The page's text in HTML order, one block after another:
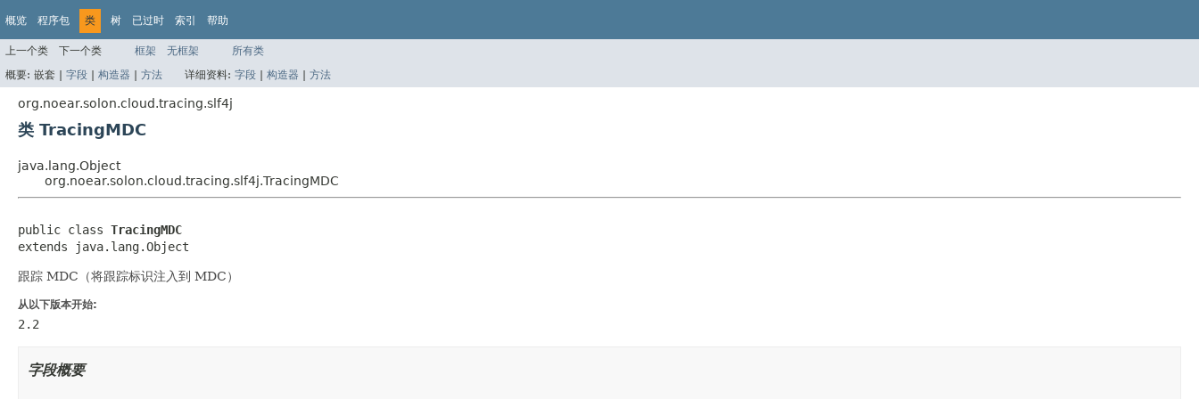
概览 程序包 类 树 已过时 索引 帮助
上一个类 下一个类 框架 无框架
所有类
概要: 嵌套 | 字段 | 构造器 | 方法 详细资料: 字段 | 构造器 | 方法
org.noear.solon.cloud.tracing.slf4j
类 TracingMDC
java.lang.Object
org.noear.solon.cloud.tracing.slf4j.TracingMDC
public class TracingMDC
extends java.lang.Object
跟踪 MDC（将跟踪标识注入到 MDC）
从以下版本开始:
2.2
字段概要